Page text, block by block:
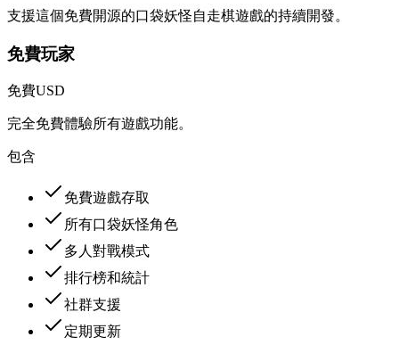
支援這個免費開源的口袋妖怪自走棋遊戲的持續開發。
免費玩家
免費USD
完全免費體驗所有遊戲功能。
包含
免費遊戲存取
所有口袋妖怪角色
多人對戰模式
排行榜和統計
社群支援
定期更新